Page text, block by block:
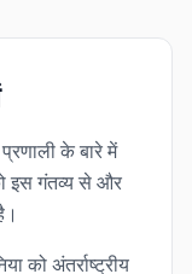
प्रणाली के बारे में
इस गंतव्य से और
को अंतर्राष्ट्रीय